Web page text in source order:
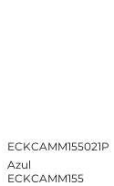
ECKCAMM155021P
Azul
ECKCAMM155